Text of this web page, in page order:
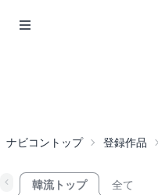
ナビコントップ 登録作品
韓流トップ 全て